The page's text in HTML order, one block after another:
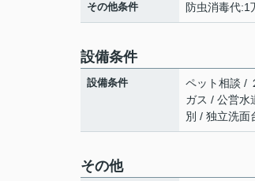
その他条件 防虫消毒代:1
設備条件
設備条件
ペット相談 /
ガス / 公営水
別 / 独立洗面
その他